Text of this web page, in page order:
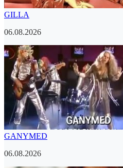
GILLA
06.08.2026
GANYMED
06.08.2026